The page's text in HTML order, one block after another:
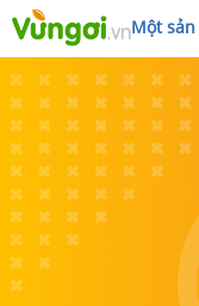
Một